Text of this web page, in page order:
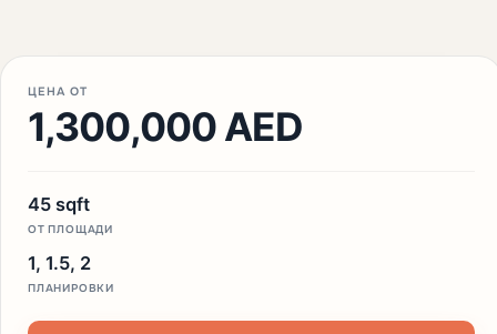
ЦЕНА ОТ
1,300,000 AED
45 sqft
ОТ ПЛОЩАДИ
1, 1.5, 2
ПЛАНИРОВКИ